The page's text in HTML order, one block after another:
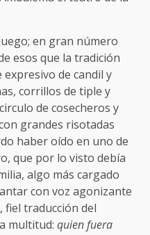
en gran número
esos que la tradición
de candil y
corrillos de tiple y
de cosecheros y
grandes risotadas
haber oído en uno de
que por lo visto debía
algo más cargado
con voz agonizante
fiel traducción del
multitud: quien fuera